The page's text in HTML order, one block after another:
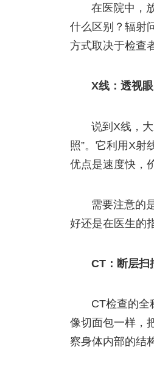
在医院中，
什么区别？辐射
方式取决于检查
X线：透视
说到X线，
照”。它利用X射
优点是速度快，
需要注意的
好还是在医生的
CT：断层扫
CT检查的全
像切面包一样，
察身体内部的结